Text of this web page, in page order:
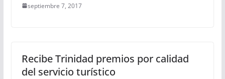
septiembre 7, 2017
Recibe Trinidad premios por calidad
del servicio turístico